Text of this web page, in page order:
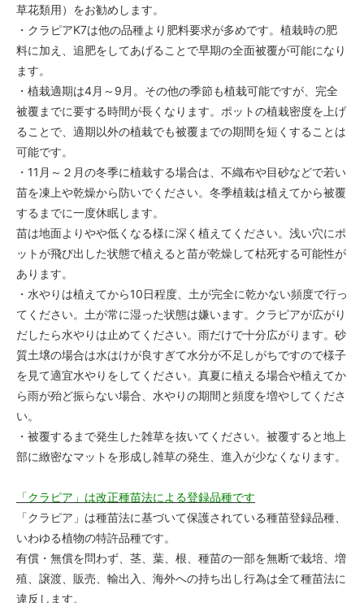
草花類用）をお勧めします。
・クラピアK7は他の品種より肥料要求が多めです。植栽時の肥
料に加え、追肥をしてあげることで早期の全面被覆が可能になり
ます。
・植栽適期は4月～9月。その他の季節も植栽可能ですが、完全
被覆までに要する時間が長くなります。ポットの植栽密度を上げ
ることで、適期以外の植栽でも被覆までの期間を短くすることは
可能です。
・11月～２月の冬季に植栽する場合は、不織布や目砂などで若い
苗を凍上や乾燥から防いでください。冬季植栽は植えてから被覆
するまでに一度休眠します。
苗は地面よりやや低くなる様に深く植えてください。浅い穴にポ
ットが飛び出した状態で植えると苗が乾燥して枯死する可能性が
あります。
・水やりは植えてから10日程度、土が完全に乾かない頻度で行っ
てください。土が常に湿った状態は嫌います。クラピアが広がり
だしたら水やりは止めてください。雨だけで十分広がります。砂
質土壌の場合は水はけが良すぎて水分が不足しがちですので様子
を見て適宜水やりをしてください。真夏に植える場合や植えてか
ら雨が殆ど振らない場合、水やりの期間と頻度を増やしてくださ
い。
・被覆するまで発生した雑草を抜いてください。被覆すると地上
部に緻密なマットを形成し雑草の発生、進入が少なくなります。
「クラピア」は改正種苗法による登録品種です
「クラピア」は種苗法に基づいて保護されている種苗登録品種、
いわゆる植物の特許品種です。
有償・無償を問わず、茎、葉、根、種苗の一部を無断で栽培、増
殖、譲渡、販売、輸出入、海外への持ち出し行為は全て種苗法に
違反します。